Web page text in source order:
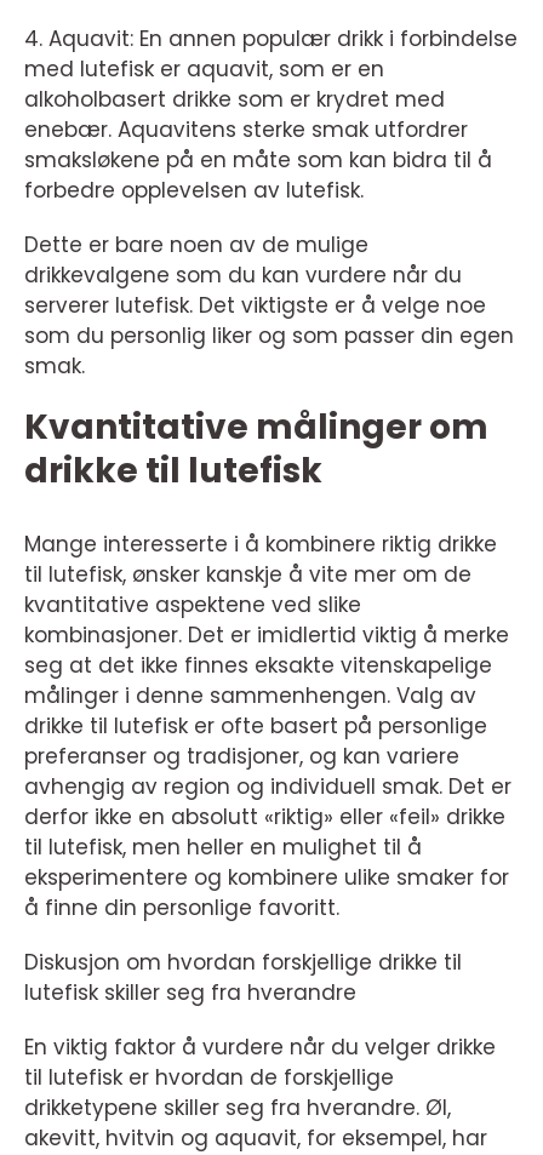
4. Aquavit: En annen populær drikk i forbindelse
med lutefisk er aquavit, som er en
alkoholbasert drikke som er krydret med
enebær. Aquavitens sterke smak utfordrer
smaksløkene på en måte som kan bidra til å
forbedre opplevelsen av lutefisk.
Dette er bare noen av de mulige
drikkevalgene som du kan vurdere når du
serverer lutefisk. Det viktigste er å velge noe
som du personlig liker og som passer din egen
smak.
Kvantitative målinger om
drikke til lutefisk
Mange interesserte i å kombinere riktig drikke
til lutefisk, ønsker kanskje å vite mer om de
kvantitative aspektene ved slike
kombinasjoner. Det er imidlertid viktig å merke
seg at det ikke finnes eksakte vitenskapelige
målinger i denne sammenhengen. Valg av
drikke til lutefisk er ofte basert på personlige
preferanser og tradisjoner, og kan variere
avhengig av region og individuell smak. Det er
derfor ikke en absolutt «riktig» eller «feil» drikke
til lutefisk, men heller en mulighet til å
eksperimentere og kombinere ulike smaker for
å finne din personlige favoritt.
Diskusjon om hvordan forskjellige drikke til
lutefisk skiller seg fra hverandre
En viktig faktor å vurdere når du velger drikke
til lutefisk er hvordan de forskjellige
drikketypene skiller seg fra hverandre. Øl,
akevitt, hvitvin og aquavit, for eksempel, har